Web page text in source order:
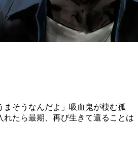
まそうなんだよ」吸血鬼が棲む孤
たら最期、再び生きて還ることは